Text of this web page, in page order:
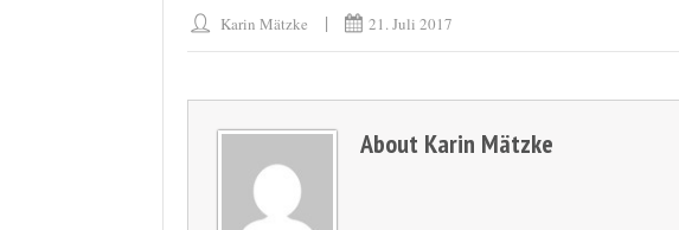
Karin Mätzke 21. Juli 2017
About Karin Mätzke